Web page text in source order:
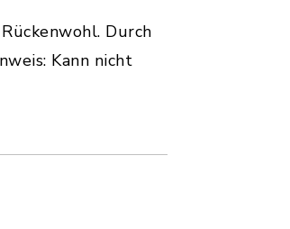
Durch
Kann nicht